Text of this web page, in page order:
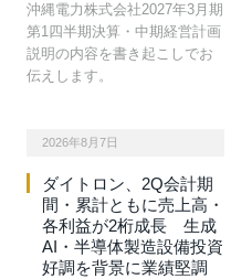
沖縄電力株式会社2027年3月期
第1四半期決算・中期経営計画
説明の内容を書き起こしでお
伝えします。
決算・IR
2026年8月7日
ダイトロン、2Q会計期
間・累計ともに売上高・
各利益が2桁成長 生成
AI・半導体製造設備投資
好調を背景に業績堅調